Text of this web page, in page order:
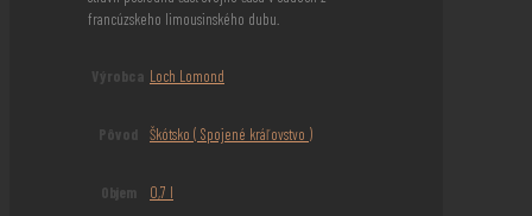
francúzskeho limousinského dubu.
Výrobca Loch Lomond
Pôvod Škótsko ( Spojené kráľovstvo )
Objem 0,7 l